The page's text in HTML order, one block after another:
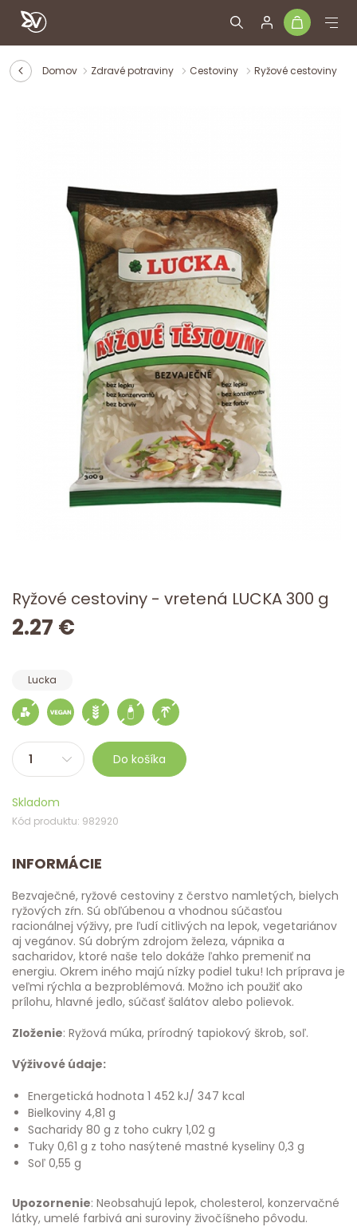
Domov Zdravé potraviny Cestoviny Ryžové cestoviny
Ryžové cestoviny - vretená LUCKA 300 g
2.27 €
Lucka
Do košíka
Skladom
Kód produktu: 982920
INFORMÁCIE
Bezvaječné, ryžové cestoviny z čerstvo namletých, bielych
ryžových zŕn. Sú obľúbenou a vhodnou súčasťou
racionálnej výživy, pre ľudí citlivých na lepok, vegetariánov
aj vegánov. Sú dobrým zdrojom železa, vápnika a
sacharidov, ktoré naše telo dokáže ľahko premeniť na
energiu. Okrem iného majú nízky podiel tuku! Ich príprava je
veľmi rýchla a bezproblémová. Možno ich použiť ako
prílohu, hlavné jedlo, súčasť šalátov alebo polievok.
Zloženie: Ryžová múka, prírodný tapiokový škrob, soľ.
Výživové údaje:
Energetická hodnota 1 452 kJ/ 347 kcal
Bielkoviny 4,81 g
Sacharidy 80 g z toho cukry 1,02 g
Tuky 0,61 g z toho nasýtené mastné kyseliny 0,3 g
Soľ 0,55 g
Upozornenie: Neobsahujú lepok, cholesterol, konzervačné
látky, umelé farbivá ani suroviny živočíšneho pôvodu.